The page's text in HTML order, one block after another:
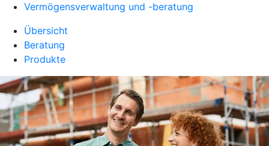
Vermögensverwaltung und -beratung
Übersicht
Beratung
Produkte